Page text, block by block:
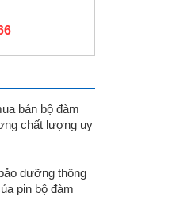
bán bộ đàm
chất lượng uy
dưỡng thông
pin bộ đàm